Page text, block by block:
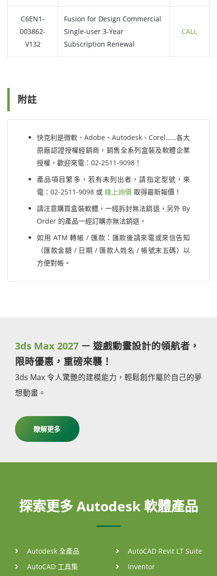
C6EN1-
003862-
V132
Fusion for Design Commercial
Single-user 3-Year
Subscription Renewal
CALL
附註
快克利是微軟、Adobe、Autodesk、Corel……各大
原廠認證授權經銷商，銷售全系列盒裝及軟體企業
授權，歡迎來電：02-2511-9098！
產品項目繁多，若有未列出者，請指定型號，來
電：02-2511-9098 或 線上詢價 取得最新報價！
請注意購買盒裝軟體，一經拆封無法銷退，另外 By
Order 的產品一經訂購亦無法銷退。
如用 ATM 轉帳 / 匯款：匯款後請來電或來信告知
（匯款金額 / 日期 / 匯款人姓名 / 帳號末五碼）以
方便對帳。
3ds Max 2027 － 遊戲動畫設計的領航者，
限時優惠，重磅來襲！
3ds Max 令人驚艷的建模能力，輕鬆創作屬於自己的夢
想動畫。
瞭解更多
探索更多 Autodesk 軟體產品
Autodesk 全產品
AutoCAD 工具集
AutoCAD Revit LT Suite
Inventor